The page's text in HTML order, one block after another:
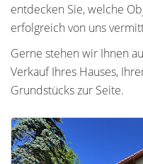
entdecken Sie, welche
erfolgreich von uns
Gerne stehen wir Ihnen
Verkauf Ihres Hauses,
Grundstücks zur Seite.